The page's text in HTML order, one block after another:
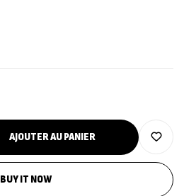
AJOUTER AU PANIER
BUY IT NOW